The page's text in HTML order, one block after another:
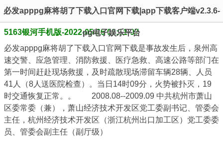
必发apppg麻将胡了下载入口官网下载|app下载客户端v2.3.6-
pg电子娱乐平台
5163银河手机版-2022-05-26 01:11:07
必发apppg麻将胡了下载入口官网下载是事故发生后，泉州高
速交警、应急管理、消防救援、医疗急救、高速公路等部门在
第一时间赶赴现场救援，及时疏散现场滞留车辆28辆、人员
41人（8人送医院检查）。当日14时09分，火势被扑灭，19
时交通恢复正常。。 2008.08--2009.09 中共杭州市萧山
区委常委（兼），萧山经济技术开发区党工委副书记、管委会
主任，杭州经济技术开发区（浙江杭州出口加工区）党工委委
员、管委会副主任（副厅级）